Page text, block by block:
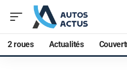
2 roues Actualités